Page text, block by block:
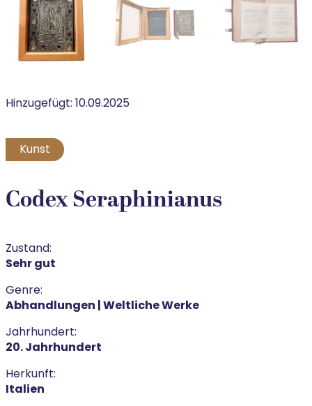
Hinzugefügt:10.09.2025
Kunst
Codex Seraphinianus
Zustand:
Sehr gut
Genre:
Abhandlungen | Weltliche Werke
Jahrhundert:
20. Jahrhundert
Herkunft:
Italien